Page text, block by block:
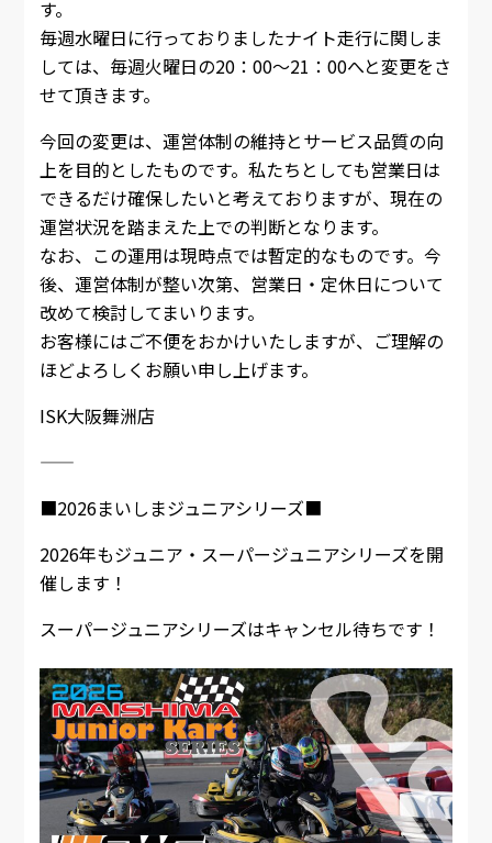
す。
毎週水曜日に行っておりましたナイト走行に関しま
しては、毎週火曜日の20：00～21：00へと変更をさ
せて頂きます。
今回の変更は、運営体制の維持とサービス品質の向
上を目的としたものです。私たちとしても営業日は
できるだけ確保したいと考えておりますが、現在の
運営状況を踏まえた上での判断となります。
なお、この運用は現時点では暫定的なものです。今
後、運営体制が整い次第、営業日・定休日について
改めて検討してまいります。
お客様にはご不便をおかけいたしますが、ご理解の
ほどよろしくお願い申し上げます。
ISK大阪舞洲店
――――――――――――――――――――
■2026まいしまジュニアシリーズ■
2026年もジュニア・スーパージュニアシリーズを開
催します！
スーパージュニアシリーズはキャンセル待ちです！